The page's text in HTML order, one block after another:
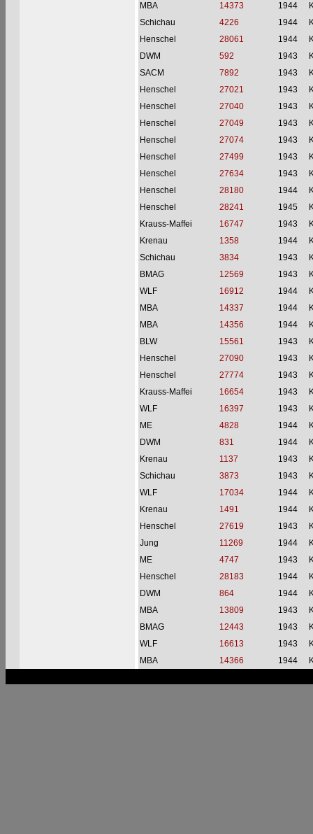
MBA
14373 1944
Schichau
4226 1944
Henschel
28061 1944
DWM
592 1943
SACM
7892 1943
Henschel
27021 1943
Henschel
27040 1943
Henschel
27049 1943
Henschel
27074 1943
Henschel
27499 1943
Henschel
27634 1943
Henschel
28180 1944
Henschel
28241 1945
Krauss-Maffei
16747 1943
Krenau
1358 1944
Schichau
3834 1943
BMAG
12569 1943
WLF
16912 1944
MBA
14337 1944
MBA
14356 1944
BLW
15561 1943
Henschel
27090 1943
Henschel
27774 1943
Krauss-Maffei
16654 1943
WLF
16397 1943
ME
4828 1944
DWM
831 1944
Krenau
1137 1943
Schichau
3873 1943
WLF
17034 1944
Krenau
1491 1944
Henschel
27619 1943
Jung
11269 1944
ME
4747 1943
Henschel
28183 1944
DWM
864 1944
MBA
13809 1943
BMAG
12443 1943
WLF
16613 1943
MBA
14366 1944